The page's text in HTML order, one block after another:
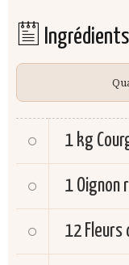
Ingrédients
1 kg
1 Oignon
12